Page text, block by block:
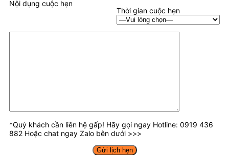
Thời gian cuộc hẹn
Nội dụng cuộc hẹn
*Quý khách cần liên hệ gấp! Hãy gọi ngay Hotline: 0919 436
882 Hoặc chat ngay Zalo bên dưới >>>